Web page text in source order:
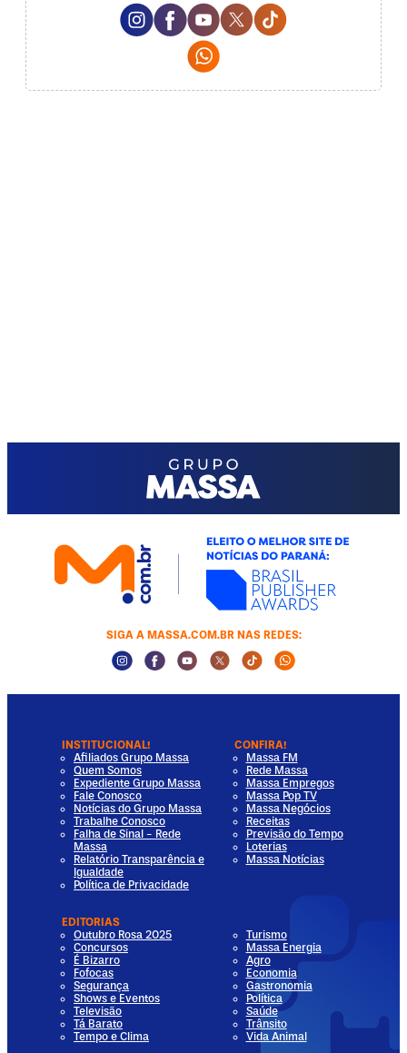
Instagram Social Media
Facebook Social Media
Youtube Social Media
Twitter Social Media
Tiktok Social
SIGA A MASSA.COM.BR NAS REDES:
Instagram Social Media
Facebook Social Media
Youtube Social Media
Twitter Social Media
Tiktok Social Media
Whatsapp
INSTITUCIONAL!
Afiliados Grupo Massa
Quem Somos
Expediente Grupo Massa
Fale Conosco
Notícias do Grupo Massa
Trabalhe Conosco
Falha de Sinal - Rede
Massa
Relatório Transparência e
Igualdade
Política de Privacidade
CONFIRA!
Massa FM
Rede Massa
Massa Empregos
Massa Pop TV
Massa Negócios
Receitas
Previsão do Tempo
Loterias
Massa Notícias
EDITORIAS
Outubro Rosa 2025
Concursos
É Bizarro
Fofocas
Segurança
Shows e Eventos
Televisão
Tá Barato
Tempo e Clima
Turismo
Massa Energia
Agro
Economia
Gastronomia
Política
Saúde
Trânsito
Vida Animal